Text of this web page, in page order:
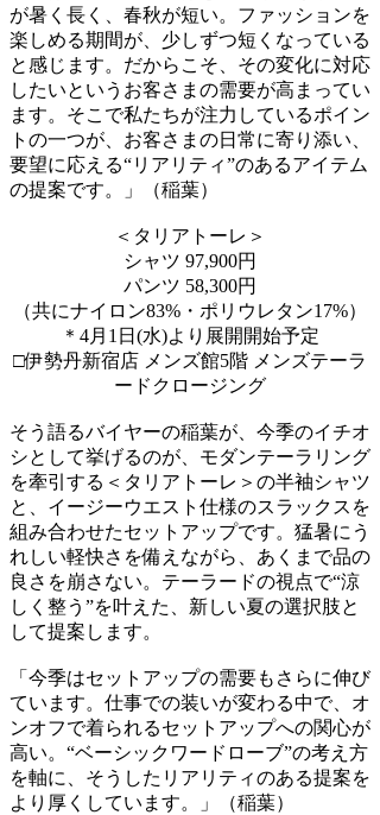
が暑く長く、春秋が短い。ファッションを
楽しめる期間が、少しずつ短くなっている
と感じます。だからこそ、その変化に対応
したいというお客さまの需要が高まってい
ます。そこで私たちが注力しているポイン
トの一つが、お客さまの日常に寄り添い、
要望に応える“リアリティ”のあるアイテム
の提案です。」（稲葉）
＜タリアトーレ＞
シャツ 97,900円
パンツ 58,300円
（共にナイロン83%・ポリウレタン17%）
＊4月1日(水)より展開開始予定
□伊勢丹新宿店 メンズ館5階 メンズテーラ
ードクロージング
そう語るバイヤーの稲葉が、今季のイチオ
シとして挙げるのが、モダンテーラリング
を牽引する＜タリアトーレ＞の半袖シャツ
と、イージーウエスト仕様のスラックスを
組み合わせたセットアップです。猛暑にう
れしい軽快さを備えながら、あくまで品の
良さを崩さない。テーラードの視点で“涼
しく整う”を叶えた、新しい夏の選択肢と
して提案します。
「今季はセットアップの需要もさらに伸び
ています。仕事での装いが変わる中で、オ
ンオフで着られるセットアップへの関心が
高い。“ベーシックワードローブ”の考え方
を軸に、そうしたリアリティのある提案を
より厚くしています。」（稲葉）